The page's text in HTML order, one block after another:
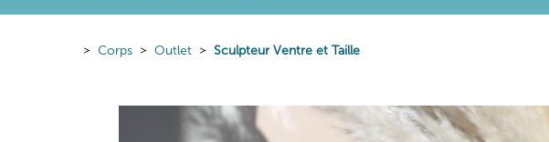
Corps Outlet Sculpteur Ventre et Taille